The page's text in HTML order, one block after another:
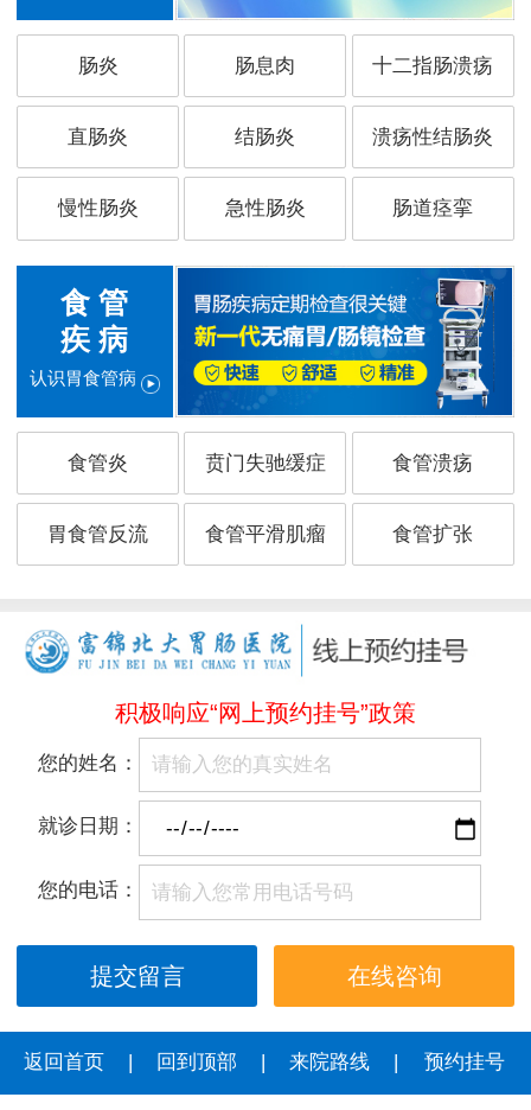
肠炎 肠息肉 十二指肠溃疡
直肠炎 结肠炎 溃疡性结肠炎
慢性肠炎 急性肠炎 肠道痉挛
食 管
疾 病
认识胃食管病
食管炎 贲门失驰缓症 食管溃疡
胃食管反流 食管平滑肌瘤 食管扩张
积极响应“网上预约挂号”政策
您的姓名：
就诊日期：
您的电话：
在线咨询
返回首页 回到顶部 来院路线 预约挂号